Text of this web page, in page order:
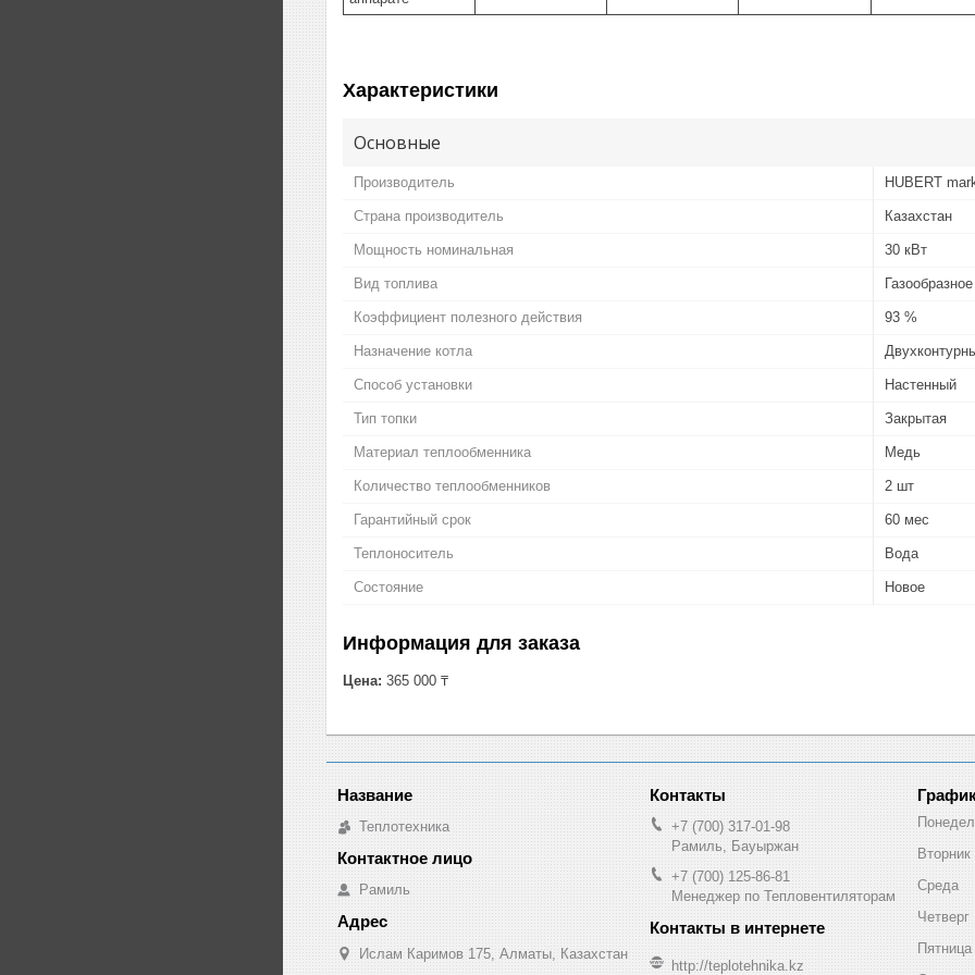
Характеристики
Основные
Производитель HUBERT
Страна производитель Казахстан
Мощность номинальная 30 кВт
Вид топлива Газообразное
Коэффициент полезного действия 93 %
Назначение котла
Способ установки Настенный
Тип топки Закрытая
Материал теплообменника Медь
Количество теплообменников 2 шт
Гарантийный срок 60 мес
Теплоноситель Вода
Состояние Новое
Информация для заказа
Цена: 365 000 ₸
Теплотехника
Рамиль
Ислам Каримов 175, Алматы, Казахстан
+7 (700) 317-01-98
Рамиль, Бауыржан
+7 (700) 125-86-81
Менеджер по Тепловентиляторам
http://teplotehnika.kz
Вторник
Среда
Четверг
Пятница